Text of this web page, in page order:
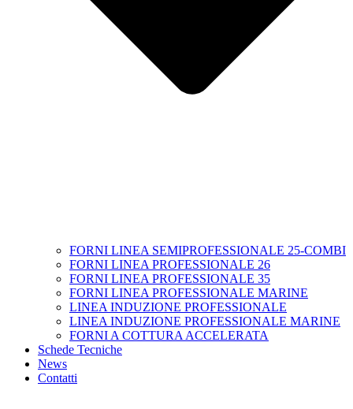
FORNI LINEA SEMIPROFESSIONALE 25-COMBI
FORNI LINEA PROFESSIONALE 26
FORNI LINEA PROFESSIONALE 35
FORNI LINEA PROFESSIONALE MARINE
LINEA INDUZIONE PROFESSIONALE
LINEA INDUZIONE PROFESSIONALE MARINE
FORNI A COTTURA ACCELERATA
Schede Tecniche
News
Contatti